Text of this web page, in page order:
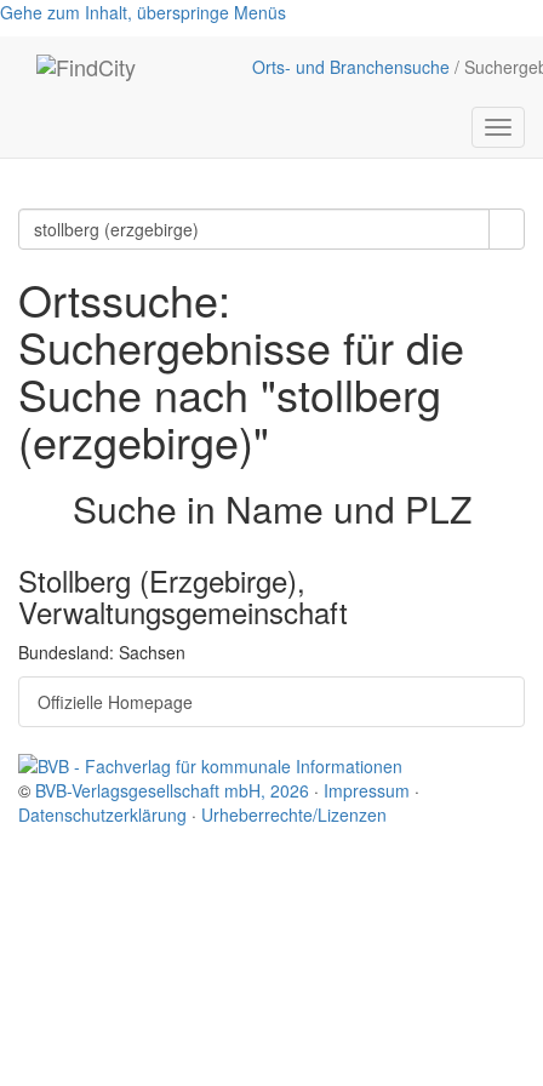
Gehe zum Inhalt, überspringe Menüs
Orts- und Branchensuche /
Menü
Ortssuche:
Suchergebnisse für die
Suche nach "stollberg
(erzgebirge)"
Suche in Name und PLZ
Stollberg (Erzgebirge),
Verwaltungsgemeinschaft
Bundesland: Sachsen
Offizielle Homepage
© BVB-Verlagsgesellschaft mbH, 2026 · Impressum ·
Datenschutzerklärung · Urheberrechte/Lizenzen